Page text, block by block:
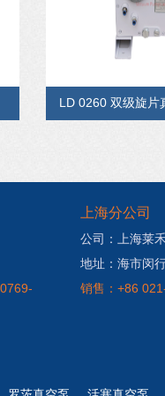
LD 0260 双级旋片
上海分公司
公司：上海莱
地址：海市闵
销售：+86